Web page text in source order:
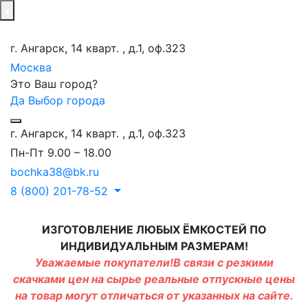
г. Ангарск, 14 кварт. , д.1, оф.323
Москва
Это Ваш город?
Да Выбор города
г. Ангарск, 14 кварт. , д.1, оф.323
Пн-Пт 9.00 – 18.00
bochka38@bk.ru
8 (800) 201-78-52
ИЗГОТОВЛЕНИЕ ЛЮБЫХ ЁМКОСТЕЙ ПО
ИНДИВИДУАЛЬНЫМ РАЗМЕРАМ!
Уважаемые покупатели!В связи с резкими
скачками цен на сырье реальные отпускные цены
на товар могут отличаться от указанных на сайте.